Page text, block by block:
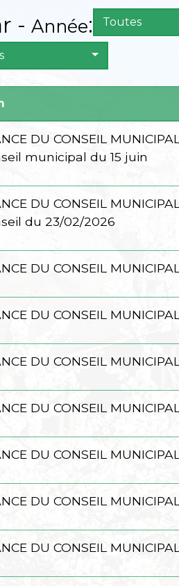
- Année: Toutes
DU CONSEIL
municipal du 15 juin
DU CONSEIL
du 23/02/2026
DU CONSEIL
DU CONSEIL
DU CONSEIL
DU CONSEIL
DU CONSEIL
DU CONSEIL
DU CONSEIL